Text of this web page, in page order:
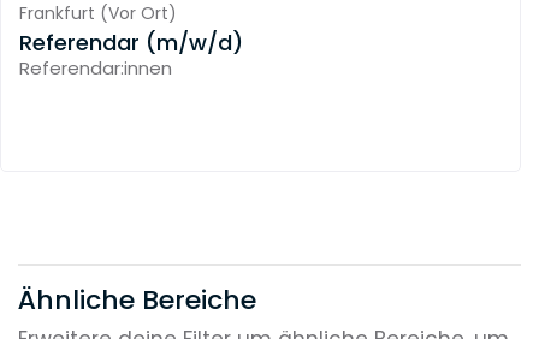
Frankfurt (Vor Ort)
Referendar (m/w/d)
Referendar:innen
Ähnliche Bereiche